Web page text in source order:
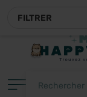
FILTRER